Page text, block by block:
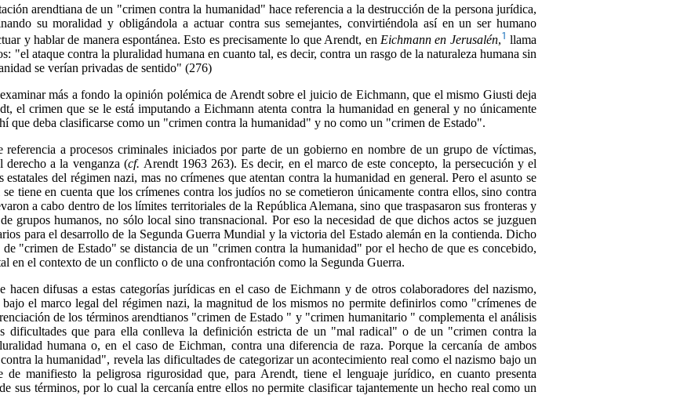
arendtiana de un "crimen contra la humanidad" hace referencia a la destrucción de la persona jurídica,
su moralidad y obligándola a actuar contra sus semejantes, convirtiéndola así en un ser humano
y hablar de manera espontánea. Esto es precisamente lo que Arendt, en Eichmann en Jerusalén,1 llama
"el ataque contra la pluralidad humana en cuanto tal, es decir, contra un rasgo de la naturaleza humana sin
se verían privadas de sentido" (276)
más a fondo la opinión polémica de Arendt sobre el juicio de Eichmann, que el mismo Giusti deja
el crimen que se le está imputando a Eichmann atenta contra la humanidad en general y no únicamente
que deba clasificarse como un "crimen contra la humanidad" y no como un "crimen de Estado".
a procesos criminales iniciados por parte de un gobierno en nombre de un grupo de víctimas,
derecho a la venganza (cf. Arendt 1963 263). Es decir, en el marco de este concepto, la persecución y el
del régimen nazi, mas no crímenes que atentan contra la humanidad en general. Pero el asunto se
tiene en cuenta que los crímenes contra los judíos no se cometieron únicamente contra ellos, sino contra
a cabo dentro de los límites territoriales de la República Alemana, sino que traspasaron sus fronteras y
grupos humanos, no sólo local sino transnacional. Por eso la necesidad de que dichos actos se juzguen
para el desarrollo de la Segunda Guerra Mundial y la victoria del Estado alemán en la contienda. Dicho
"crimen de Estado" se distancia de un "crimen contra la humanidad" por el hecho de que es concebido,
en el contexto de un conflicto o de una confrontación como la Segunda Guerra.
hacen difusas a estas categorías jurídicas en el caso de Eichmann y de otros colaboradores del nazismo,
el marco legal del régimen nazi, la magnitud de los mismos no permite definirlos como "crímenes de
de los términos arendtianos "crimen de Estado " y "crimen humanitario " complementa el análisis
dificultades que para ella conlleva la definición estricta de un "mal radical" o de un "crimen contra la
humana o, en el caso de Eichman, contra una diferencia de raza. Porque la cercanía de ambos
la humanidad", revela las dificultades de categorizar un acontecimiento real como el nazismo bajo un
manifiesto la peligrosa rigurosidad que, para Arendt, tiene el lenguaje jurídico, en cuanto presenta
sus términos, por lo cual la cercanía entre ellos no permite clasificar tajantemente un hecho real como un